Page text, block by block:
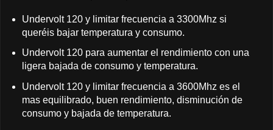
Undervolt 120 y limitar frecuencia a 3300Mhz si
queréis bajar temperatura y consumo.
Undervolt 120 para aumentar el rendimiento con una
ligera bajada de consumo y temperatura.
Undervolt 120 y limitar frecuencia a 3600Mhz es el
mas equilibrado, buen rendimiento, disminución de
consumo y bajada de temperatura.